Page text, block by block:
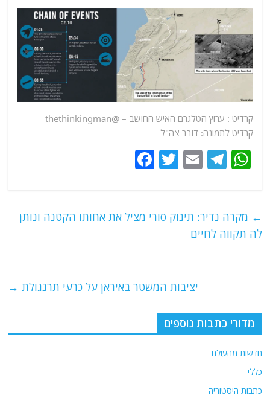
קרדיט לתמונה: דובר צה"ל
W
h
s
A
T
el
g
ra
E
m
l
T
w
er
e
k
← מקרה נדיר: תינוק סורי מציל את אחותו הקטנה ונותן
לה תקווה לחיים
יציבות המשטר באיראן על כרעי תרנגולת →
מדורי כתבות נוספים
חדשות מהעולם
כללי
כתבות היסטוריה